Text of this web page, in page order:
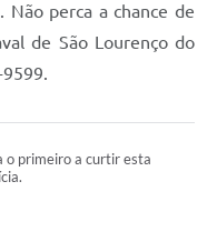
perca a chance de
de São Lourenço do
o primeiro a curtir esta